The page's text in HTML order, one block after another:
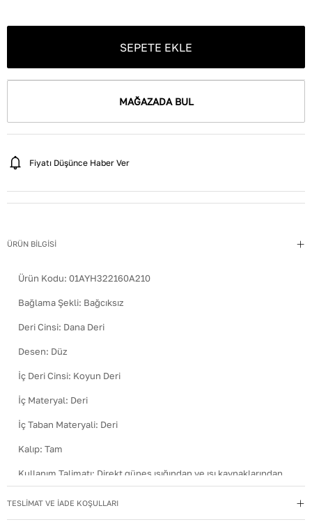
SEPETE EKLE
MAĞAZADA BUL
Fiyatı Düşünce Haber Ver
ÜRÜN BİLGİSİ
Ürün Kodu: 01AYH322160A210
Bağlama Şekli: Bağcıksız
Deri Cinsi: Dana Deri
Desen: Düz
İç Deri Cinsi: Koyun Deri
İç Materyal: Deri
İç Taban Materyali: Deri
Kalıp: Tam
Kullanım Talimatı: Direkt güneş ışığından ve ısı kaynaklarından
uzak tutun.
Hakiki Deri
TESLİMAT VE İADE KOŞULLARI